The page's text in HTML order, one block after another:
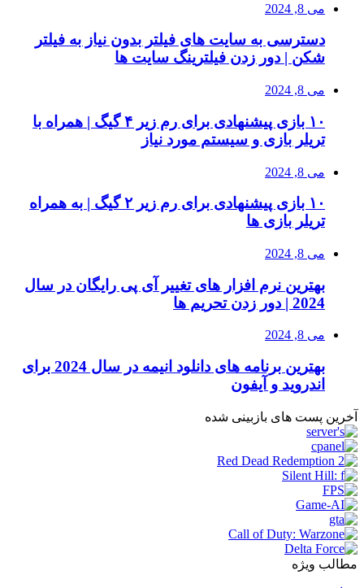
می 8, 2024
دسترسی به سایت های فیلتر بدون نیاز به فیلتر
شکن | دور زدن فیلترینگ سایت ها
می 8, 2024
۱۰ بازی پیشنهادی برای رم زیر ۴ گیگ | همراه با
تریلر بازی و سیستم مورد نیاز
می 8, 2024
۱۰ بازی پیشنهادی برای رم زیر ۲ گیگ | به همراه
تریلر بازی ها
می 8, 2024
بهترین نرم افزار های تغییر آی پی رایگان در سال
2024 | دور زدن تحریم ها
می 8, 2024
بهترین برنامه های دانلود انیمه در سال 2024 برای
اندروید و آیفون
آخرین پست های بازبینی شده
مطالب ویژه